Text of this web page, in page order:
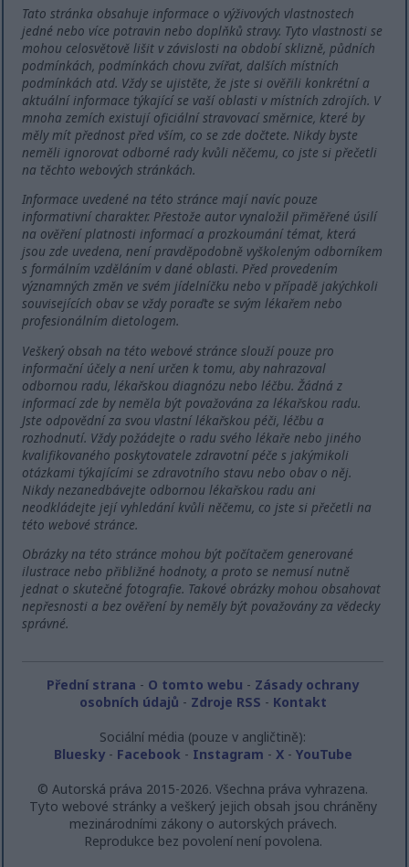
Tato stránka obsahuje informace o výživových vlastnostech
jedné nebo více potravin nebo doplňků stravy. Tyto vlastnosti se
mohou celosvětově lišit v závislosti na období sklizně, půdních
podmínkách, podmínkách chovu zvířat, dalších místních
podmínkách atd. Vždy se ujistěte, že jste si ověřili konkrétní a
aktuální informace týkající se vaší oblasti v místních zdrojích. V
mnoha zemích existují oficiální stravovací směrnice, které by
měly mít přednost před vším, co se zde dočtete. Nikdy byste
neměli ignorovat odborné rady kvůli něčemu, co jste si přečetli
na těchto webových stránkách.
Informace uvedené na této stránce mají navíc pouze
informativní charakter. Přestože autor vynaložil přiměřené úsilí
na ověření platnosti informací a prozkoumání témat, která
jsou zde uvedena, není pravděpodobně vyškoleným odborníkem
s formálním vzděláním v dané oblasti. Před provedením
významných změn ve svém jídelníčku nebo v případě jakýchkoli
souvisejících obav se vždy poraďte se svým lékařem nebo
profesionálním dietologem.
Veškerý obsah na této webové stránce slouží pouze pro
informační účely a není určen k tomu, aby nahrazoval
odbornou radu, lékařskou diagnózu nebo léčbu. Žádná z
informací zde by neměla být považována za lékařskou radu.
Jste odpovědní za svou vlastní lékařskou péči, léčbu a
rozhodnutí. Vždy požádejte o radu svého lékaře nebo jiného
kvalifikovaného poskytovatele zdravotní péče s jakýmikoli
otázkami týkajícími se zdravotního stavu nebo obav o něj.
Nikdy nezanedbávejte odbornou lékařskou radu ani
neodkládejte její vyhledání kvůli něčemu, co jste si přečetli na
této webové stránce.
Obrázky na této stránce mohou být počítačem generované
ilustrace nebo přibližné hodnoty, a proto se nemusí nutně
jednat o skutečné fotografie. Takové obrázky mohou obsahovat
nepřesnosti a bez ověření by neměly být považovány za vědecky
správné.
Přední strana - O tomto webu - Zásady ochrany
osobních údajů - Zdroje RSS - Kontakt
Sociální média (pouze v angličtině):
Bluesky- Facebook - Instagram - X- YouTube
© Autorská práva 2015-2026. Všechna práva vyhrazena.
Tyto webové stránky a veškerý jejich obsah jsou chráněny
mezinárodními zákony o autorských právech.
Reprodukce bez povolení není povolena.